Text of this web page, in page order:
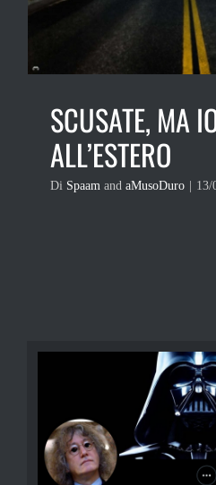
SCUSATE, MA
ALL’ESTERO
Di Spaam and aMusoDuro 13/